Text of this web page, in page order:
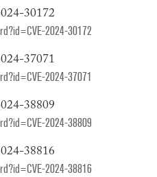
30172
2024-30172
37071
2024-37071
38809
2024-38809
38816
2024-38816